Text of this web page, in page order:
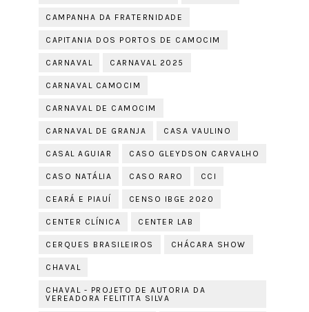
CAMPANHA DA FRATERNIDADE
CAPITANIA DOS PORTOS DE CAMOCIM
CARNAVAL CARNAVAL 2025
CARNAVAL CAMOCIM
CARNAVAL DE CAMOCIM
CARNAVAL DE GRANJA CASA VAULINO
CASAL AGUIAR CASO GLEYDSON CARVALHO
CASO NATÁLIA CASO RARO CCI
CEARÁ E PIAUÍ CENSO IBGE 2020
CENTER CLÍNICA CENTER LAB
CERQUES BRASILEIROS CHÁCARA SHOW
CHAVAL
CHAVAL - PROJETO DE AUTORIA DA
VEREADORA FELITITA SILVA